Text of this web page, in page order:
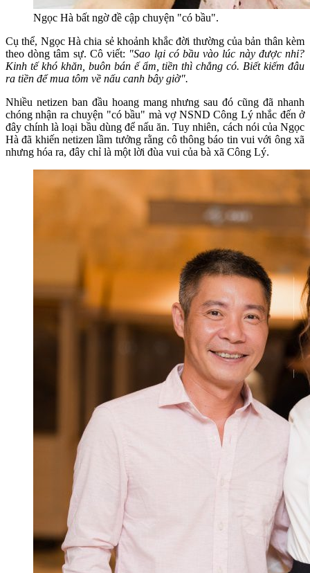
Ngọc Hà bất ngờ đề cập chuyện "có bầu".
Cụ thể, Ngọc Hà chia sẻ khoảnh khắc đời thường của bản thân kèm
theo dòng tâm sự. Cô viết: "Sao lại có bầu vào lúc này được nhỉ?
Kinh tế khó khăn, buôn bán ế ẩm, tiền thì chẳng có. Biết kiếm đâu
ra tiền để mua tôm về nấu canh bây giờ".
Nhiều netizen ban đầu hoang mang nhưng sau đó cũng đã nhanh
chóng nhận ra chuyện "có bầu" mà vợ NSND Công Lý nhắc đến ở
đây chính là loại bầu dùng để nấu ăn. Tuy nhiên, cách nói của Ngọc
Hà đã khiến netizen lầm tưởng rằng cô thông báo tin vui với ông xã
nhưng hóa ra, đây chỉ là một lời đùa vui của bà xã Công Lý.